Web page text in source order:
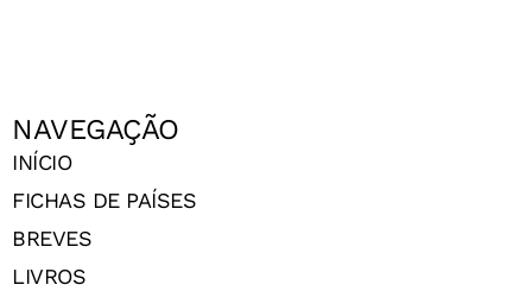
NAVEGAÇÃO
INÍCIO
FICHAS DE PAÍSES
BREVES
LIVROS